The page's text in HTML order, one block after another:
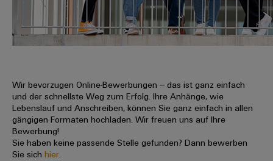
erlebbar
werden.
Datencenter
Produkte
für
Rechenzentren
–
effizient,
zuverlässig,
skalierbar
Anschlusstechnologie
DC-
u-
OS
Edge
Computing
Industrial
Leiterplattenklemmen
Gehäusesysteme
komponenten
Kabeleinführungssysteme
und
-
komponenten
Fast
Delivery
Beratung
und
digitale
Planung
uns
Promotionfahrzeug
Distribution
Info
für
unsere
Weidmüller
Zahlen
Unser
Vorstand
Nachhaltigkeit
Karriere
Stellen
für
Berufserfahrene
Für
Studierende
Werkstudententätigkeiten
Wir bevorzugen Online-Bewerbungen – das ist ganz einfach
und der schnellste Weg zum Erfolg. Ihre Anhänge, wie
Lebenslauf und Anschreiben, können Sie ganz einfach in allen
gängigen Formaten hochladen. Wir freuen uns auf Ihre
Bewerbung!
Sie haben keine passende Stelle gefunden? Dann bewerben
Sie sichhier